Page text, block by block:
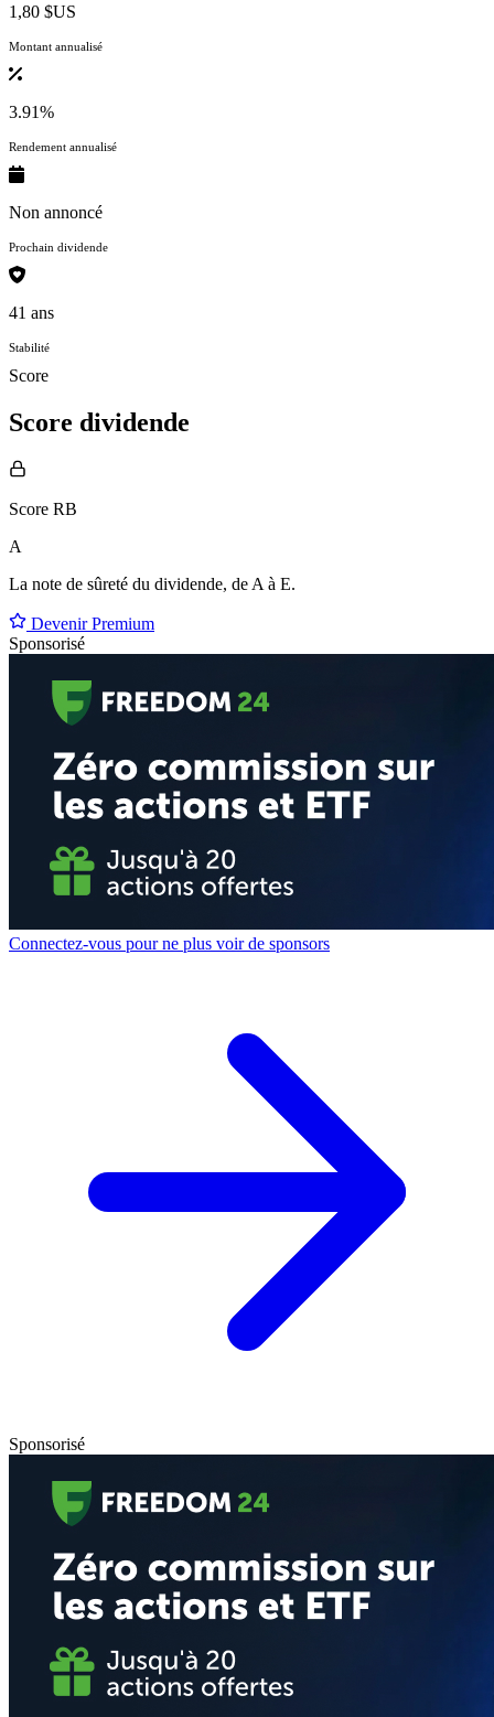
1,80 $US
Montant annualisé
3.91%
Rendement annualisé
Non annoncé
Prochain dividende
41 ans
Stabilité
Score
Score dividende
Score RB
A
La note de sûreté du dividende, de A à E.
Devenir Premium
Sponsorisé
Connectez-vous pour ne plus voir de sponsors
Sponsorisé